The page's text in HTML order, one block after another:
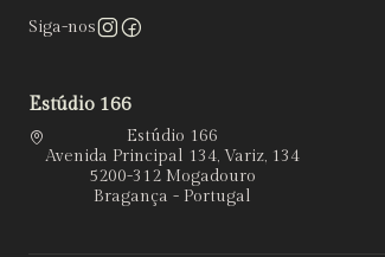
Siga-nos
Estúdio 166
Estúdio 166
Avenida Principal 134, Variz, 134
5200-312 Mogadouro
Bragança - Portugal